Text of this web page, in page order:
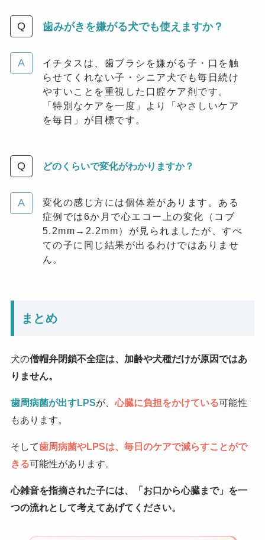
歯みがきを嫌がる犬でも使えますか？
イチタスは、歯ブラシを嫌がる子・口を触
らせてくれない子・シニア犬でも毎日続け
やすいことを重視した口腔ケア剤です。
「特別なケアを一度」より「やさしいケア
を毎日」が目標です。
どのくらいで変化がわかりますか？
変化の感じ方には個体差があります。ある
症例では6か月で心エコー上の変化（コブ
5.2mm→2.2mm）が見られましたが、すべ
ての子に同じ結果が出るわけではありませ
ん。
まとめ
犬の僧帽弁閉鎖不全症は、加齢や犬種だけが原因ではあ
りません。
歯周病菌が出すLPSが、心臓に負担をかけている可能性
もあります。
そして歯周病菌やLPSは、毎日のケアで減らすことがで
きる可能性があります。
心雑音を指摘された子には、「お口から心臓まで」を一
つの流れとして考えてあげてください。